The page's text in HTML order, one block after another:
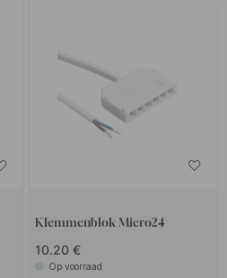
Klemmenblok Micro24
10.20 €
Op voorraad